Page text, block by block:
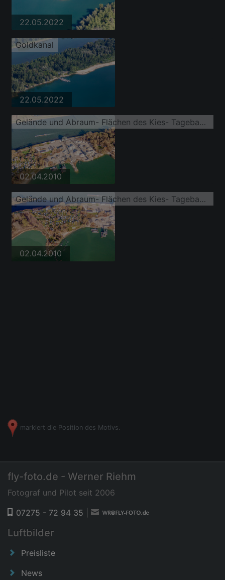
22.05.2022
Goldkanal
22.05.2022
Gelände und Abraum- Flächen des Kies- Tagebau der Kiesgrube zwischen Rhein und Goldkanal
02.04.2010
Gelände und Abraum- Flächen des Kies- Tagebau der Kiesgrube zwischen Rhein und Goldkanal
02.04.2010
markiert die Position des Motivs.
fly-foto.de - Werner Riehm
Fotograf und Pilot seit 2006
07275 - 72 94 35
Luftbilder
Preisliste
News